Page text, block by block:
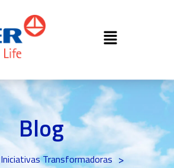
Blog
Iniciativas Transformadoras >